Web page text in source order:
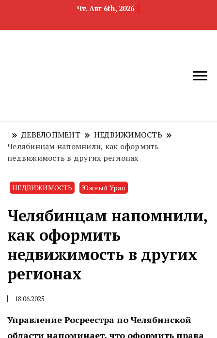
Чт. Авг 6th, 2026
область
недвижимости
ДЕВЕЛОПМЕНТ
НЕДВИЖИМОСТЬ
Челябинцам напомнили, как оформить
недвижимость в других регионах
НЕДВИЖИМОСТЬ Южный Урал
Челябинцам напомнили,
как оформить
недвижимость в других
регионах
18.06.2025
Управление Росреестра по Челябинской
области напоминает, что оформить права